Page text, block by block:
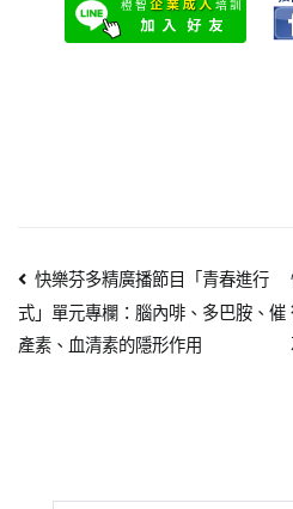
快樂芬多精廣播節目「青春進行
式」單元專欄：腦內啡、多巴胺、催
產素、血清素的隱形作用